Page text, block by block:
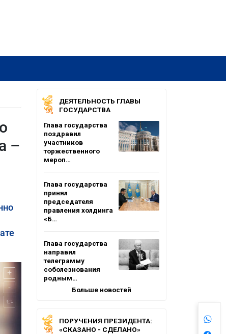
–
ДЕЯТЕЛЬНОСТЬ ГЛАВЫ
ГОСУДАРСТВА
Глава государства
поздравил
участников
торжественного
мероп…
Глава государства
принял
председателя
правления холдинга
«Б…
Глава государства
направил
телеграмму
соболезнования
родным…
Больше новостей
ПОРУЧЕНИЯ ПРЕЗИДЕНТА:
«СКАЗАНО - СДЕЛАНО»